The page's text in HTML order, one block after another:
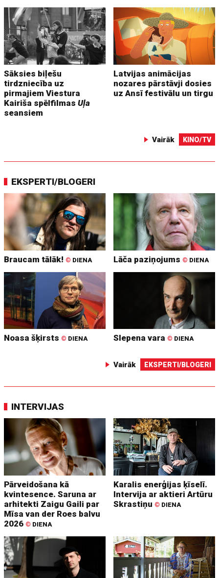
Sāksies biļešu
tirdzniecība uz
pirmajiem Viestura
Kairiša spēlfilmasUļa
seansiem
Latvijas animācijas
nozares pārstāvji dosies
uz Ansī festivālu un tirgu
Vairāk KINO/TV
EKSPERTI/BLOGERI
Braucam tālāk! © DIENA Lāča paziņojums © DIENA
Noasa šķirsts © DIENA Slepena vara © DIENA
Vairāk EKSPERTI/BLOGERI
INTERVIJAS
Pārveidošana kā
kvintesence. Saruna ar
arhitekti Zaigu Gaili par
Mīsa van der Roes balvu
2026 © DIENA
Karalis enerģijas ķīselī.
Intervija ar aktieri Artūru
Skrastiņu © DIENA